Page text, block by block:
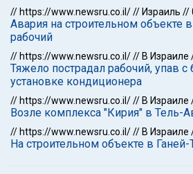
// https://www.newsru.co.il/// Израиль //
Авария на строительном объекте
рабочий
// https://www.newsru.co.il/// В Израиле
Тяжело пострадал рабочий, упав
установке кондиционера
// https://www.newsru.co.il/// В Израиле
Возле комплекса "Кирия" в Тель-
// https://www.newsru.co.il/// В Израиле
На строительном объекте в